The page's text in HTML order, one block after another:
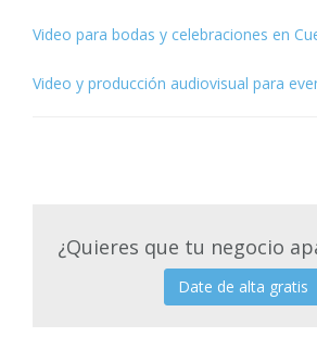
Video para bodas y celebraciones en
Video y producción audiovisual para
¿Quieres que tu negocio
Date de alta gratis